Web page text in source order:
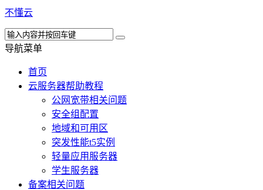
不懂云
导航菜单
首页
云服务器帮助教程
公网宽带相关问题
安全组配置
地域和可用区
突发性能t5实例
轻量应用服务器
学生服务器
备案相关问题